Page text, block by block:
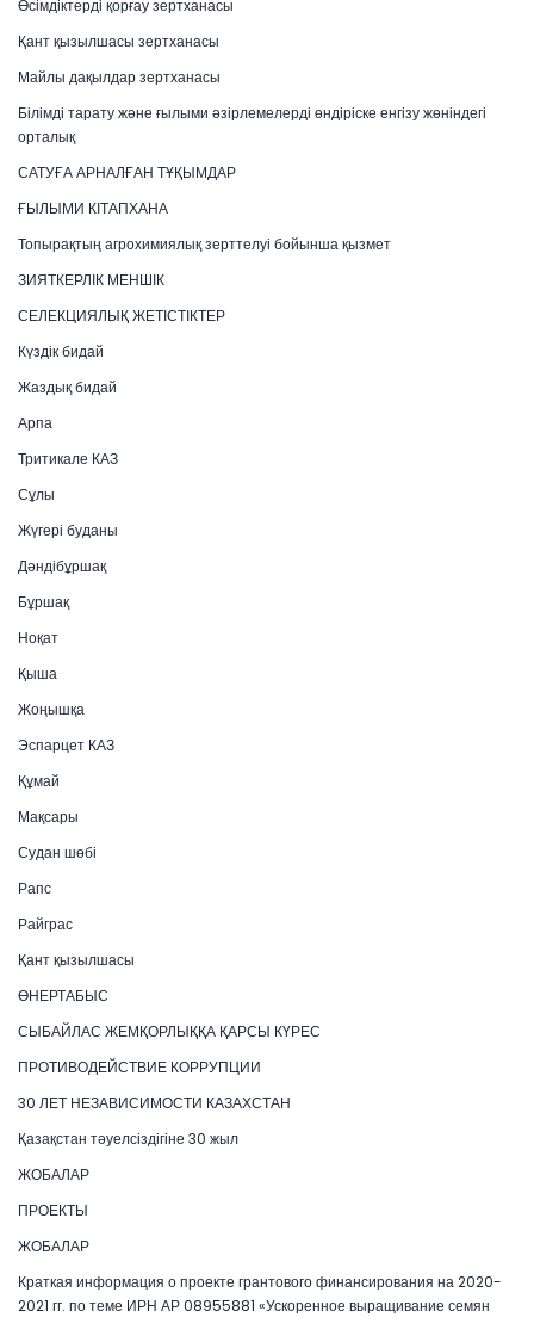
Өсімдіктерді қорғау зертханасы
Қант қызылшасы зертханасы
Майлы дақылдар зертханасы
Білімді тарату және ғылыми әзірлемелерді өндіріске енгізу жөніндегі
орталық
САТУҒА АРНАЛҒАН ТҰҚЫМДАР
ҒЫЛЫМИ КІТАПХАНА
Топырақтың агрохимиялық зерттелуі бойынша қызмет
ЗИЯТКЕРЛІК МЕНШІК
СЕЛЕКЦИЯЛЫҚ ЖЕТІСТІКТЕР
Күздік бидай
Жаздық бидай
Арпа
Тритикале КАЗ
Сұлы
Жүгері буданы
Дәндібұршақ
Бұршақ
Ноқат
Қыша
Жоңышқа
Эспарцет КАЗ
Құмай
Мақсары
Судан шөбі
Рапс
Райграс
Қант қызылшасы
ӨНЕРТАБЫС
СЫБАЙЛАС ЖЕМҚОРЛЫҚҚА ҚАРСЫ КҮРЕС
ПРОТИВОДЕЙСТВИЕ КОРРУПЦИИ
30 ЛЕТ НЕЗАВИСИМОСТИ КАЗАХСТАН
Қазақстан тәуелсіздігіне 30 жыл
ЖОБАЛАР
ПРОЕКТЫ
ЖОБАЛАР
Краткая информация о проекте грантового финансирования на 2020-
2021 гг. по теме ИРН АР 08955881 «Ускоренное выращивание семян